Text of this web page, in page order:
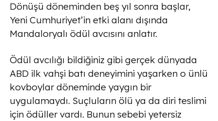
Dönüşü döneminden beş yıl sonra başlar,
Yeni Cumhuriyet’in etki alanı dışında
Mandaloryalı ödül avcısını anlatır.
Ödül avcılığı bildiğiniz gibi gerçek dünyada
ABD ilk vahşi batı deneyimini yaşarken o ünlü
kovboylar döneminde yaygın bir
uygulamaydı. Suçluların ölü ya da diri teslimi
için ödüller vardı. Bunun sebebi yetersiz